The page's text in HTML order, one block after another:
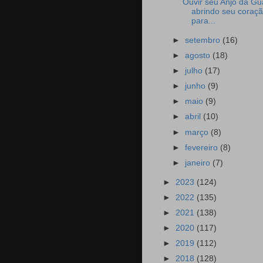
Ouvir seu Anjo da
abrindo seu
para...
►setembro (16)
►agosto (18)
► julho (17)
► junho (9)
► maio (9)
►abril (10)
► março (8)
►fevereiro (8)
► janeiro (7)
► 2023 (124)
► 2022 (135)
► 2021 (138)
► 2020 (117)
► 2019 (112)
► 2018 (128)